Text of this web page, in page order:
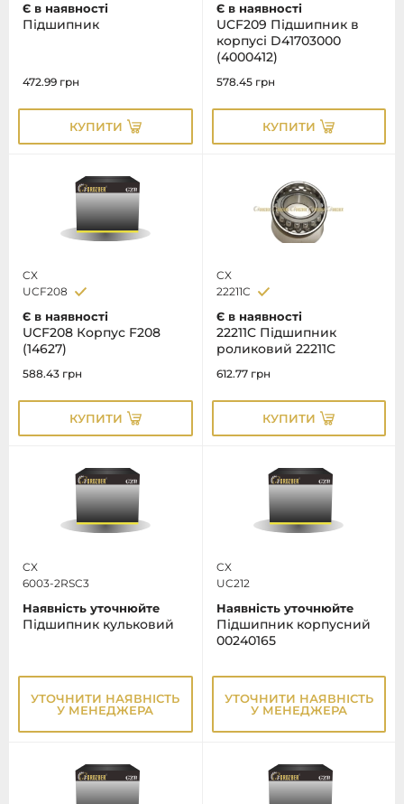
Є в наявності
Підшипник
472.99 грн
КУПИТИ
Є в наявності
UCF209 Підшипник в
корпусі D41703000
(4000412)
578.45 грн
КУПИТИ
CX
UCF208
Є в наявності
UCF208 Корпус F208
(14627)
588.43 грн
КУПИТИ
CX
22211C
Є в наявності
22211C Підшипник
роликовий 22211С
612.77 грн
КУПИТИ
CX
6003-2RSC3
Наявність уточнюйте
Підшипник кульковий
УТОЧНИТИ НАЯВНІСТЬ
У МЕНЕДЖЕРА
CX
UC212
Наявність уточнюйте
Підшипник корпусний
00240165
УТОЧНИТИ НАЯВНІСТЬ
У МЕНЕДЖЕРА